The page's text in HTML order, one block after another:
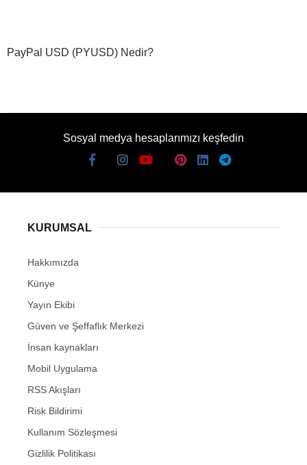
PayPal USD (PYUSD) Nedir?
Sosyal medya hesaplarımızı keşfedin
KURUMSAL
Hakkımızda
Künye
Yayın Ekibi
Güven ve Şeffaflık Merkezi
İnsan kaynakları
Mobil Uygulama
RSS Akışları
Risk Bildirimi
Kullanım Sözleşmesi
Gizlilik Politikası